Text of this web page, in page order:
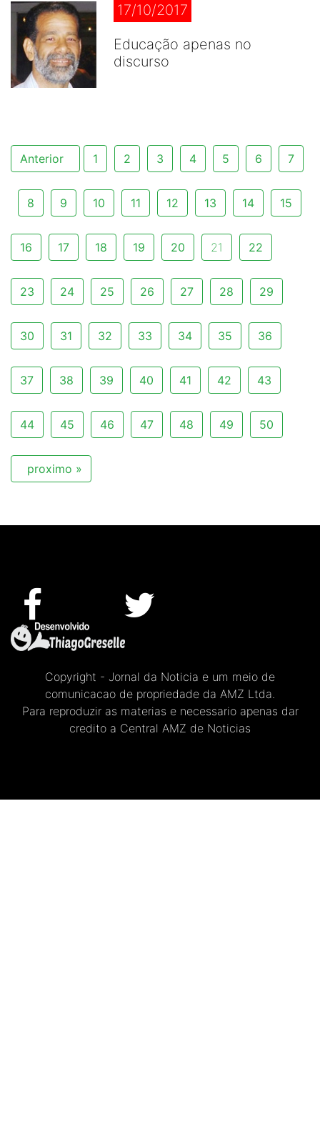
17/10/2017
Educação apenas no
discurso
Anterior 1 2 3 4 5 6 7
8 9 10 11 12 13 14 15
16 17 18 19 20 21 22
23 24 25 26 27 28 29
30 31 32 33 34 35 36
37 38 39 40 41 42 43
44 45 46 47 48 49 50
proximo »
Copyright - Jornal da Noticia e um meio de
comunicacao de propriedade da AMZ Ltda.
Para reproduzir as materias e necessario apenas dar
credito a Central AMZ de Noticias